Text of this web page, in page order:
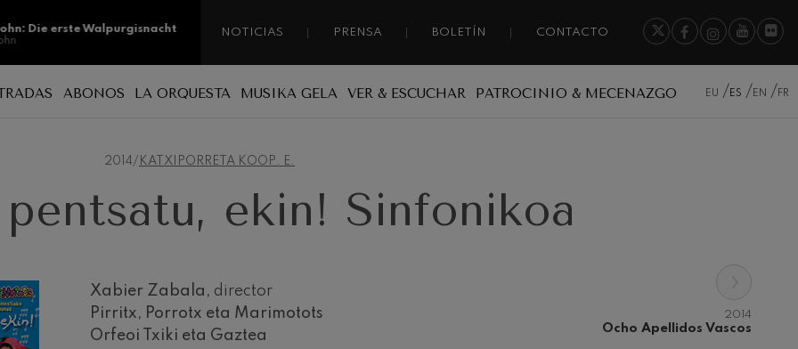
NOTICIAS PRENSA BOLETÍN CONTACTO
ABONOS
Tipos de abonos
Nuevos abonos
Renovación de abonos
LA ORQUESTA
Músicas/os
Administración
Nuestras sedes
Trabajar en la orquesta
Compromiso social
MUSIKA GELA VER & ESCUCHAR
compositores vascos
PATROCINIO & MECENAZGO
Mecenazgo
EU ES EN FR
2014/ KATXIPORRETA KOOP. E.
ekin! Sinfonikoa
Xabier Zabala, director
Pirritx, Porrotx eta Marimotots
Orfeoi Txiki eta Gaztea
2014
Ocho Apellidos Vascos
Die erste Walpurgisnacht
Bach: Ich Habe Genug
Bach
di Roma